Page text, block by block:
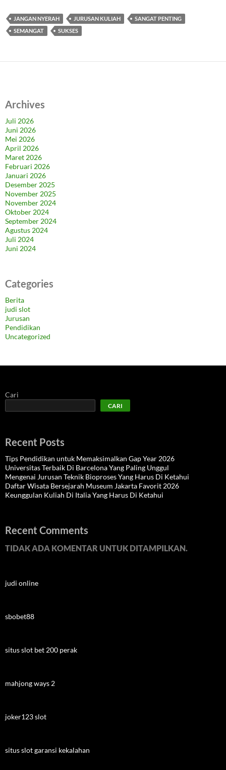
JANGAN NYERAH JURUSAN KULIAH
SANGAT PENTING
SEMANGAT
SUKSES
Archives
Juli 2026
Juni 2026
Mei 2026
April 2026
Maret 2026
Februari 2026
Januari 2026
Desember 2025
November 2025
November 2024
Oktober 2024
September 2024
Agustus 2024
Juli 2024
Juni 2024
Categories
Berita
judi slot
Jurusan
Pendidikan
Uncategorized
Cari
CARI
Recent Posts
Tips Pendidikan untuk Memaksimalkan Gap Year 2026
Universitas Terbaik Di Barcelona Yang Paling Unggul
Mengenai Jurusan Teknik Bioproses Yang Harus Di Ketahui
Daftar Wisata Bersejarah Museum Jakarta Favorit 2026
Keunggulan Kuliah Di Italia Yang Harus Di Ketahui
Recent Comments
TIDAK ADA KOMENTAR UNTUK DITAMPILKAN.
judi online
sbobet88
situs slot bet 200 perak
mahjong ways 2
joker123 slot
situs slot garansi kekalahan